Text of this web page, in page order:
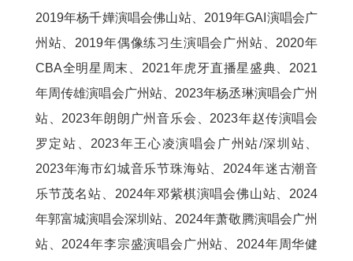
2019年杨千嬅演唱会佛山站、2019年GAI演唱会广
州站、2019年偶像练习生演唱会广州站、2020年
CBA全明星周末、2021年虎牙直播星盛典、2021
年周传雄演唱会广州站、2023年杨丞琳演唱会广州
站、2023年朗朗广州音乐会、2023年赵传演唱会
罗定站、2023年王心凌演唱会广州站/深圳站、
2023年海市幻城音乐节珠海站、2024年迷古潮音
乐节茂名站、2024年邓紫棋演唱会佛山站、2024
年郭富城演唱会深圳站、 2024年萧敬腾演唱会广州
站
2024年李宗盛演唱会 广州站
2024年周华健